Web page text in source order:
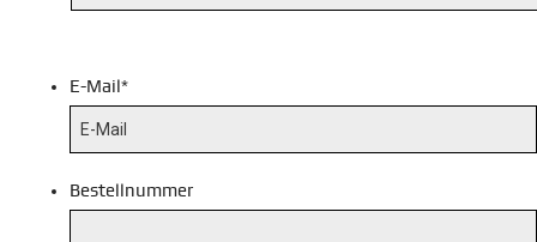
E-Mail*
Bestellnummer